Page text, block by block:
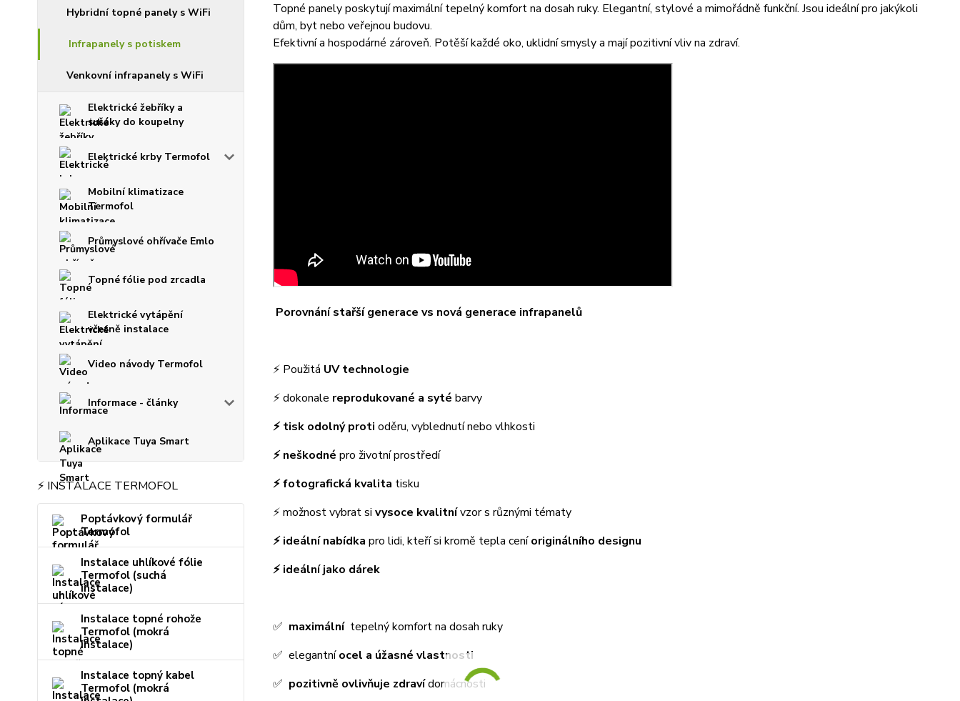
Hybridní topné panely s WiFi
Infrapanely s potiskem
Venkovní infrapanely s WiFi
Elektrické žebříky a
sušáky do koupelny
Elektrické krby Termofol
Mobilní klimatizace
Termofol
Průmyslové ohřívače Emlo
Topné fólie pod zrcadla
Elektrické vytápění
včetně instalace
Video návody Termofol
Informace - články
Aplikace Tuya Smart
⚡ INSTALACE TERMOFOL
Poptávkový formulář
Termofol
Instalace uhlíkové fólie
Termofol (suchá
instalace)
Instalace topné rohože
Termofol (mokrá
instalace)
Instalace topný kabel
Termofol (mokrá
Topné panely poskytují maximální tepelný komfort na dosah ruky. Elegantní, stylové a mimořádně funkční. Jsou ideální pro jakýkoli
dům, byt nebo veřejnou budovu.
Efektivní a hospodárné zároveň. Potěší každé oko, uklidní smysly a mají pozitivní vliv na zdraví.
Porovnání stařší generace vs nová generace infrapanelů
⚡ Použitá UV technologie
⚡ dokonale reprodukované a syté barvy
⚡ tisk odolný proti oděru, vyblednutí nebo vlhkosti
⚡ neškodné pro životní prostředí
⚡ fotografická kvalita tisku
⚡ možnost vybrat si vysoce kvalitnívzor s různými tématy
⚡ ideální nabídka pro lidi, kteří si kromě tepla ceníoriginálního designu
⚡ ideální jako dárek
✅ maximálnítepelný komfort na dosah ruky
✅ elegantníocel a úžasné vlastnosti
✅ pozitivně ovlivňuje zdravídomácnosti